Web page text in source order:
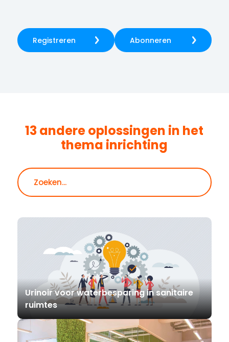
Registreren Abonneren
13 andere oplossingen in het
thema inrichting
Urinoir voor waterbesparing in sanitaire
ruimtes